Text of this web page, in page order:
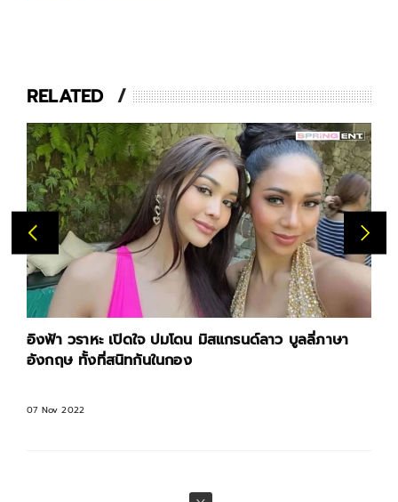
RELATED
อิงฟ้า วราหะ เปิดใจ ปมโดน มิสแกรนด์ลาว บูลลี่ภาษา
อังกฤษ ทั้งที่สนิทกันในกอง
07 Nov 2022